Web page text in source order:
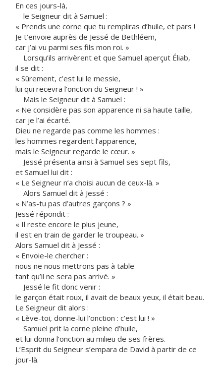
En ces jours-là,
le Seigneur dit à Samuel :
« Prends une corne que tu rempliras d’huile, et pars !
Je t’envoie auprès de Jessé de Bethléem,
car j’ai vu parmi ses fils mon roi. »
Lorsqu’ils arrivèrent et que Samuel aperçut Éliab,
il se dit :
« Sûrement, c’est lui le messie,
lui qui recevra l’onction du Seigneur ! »
Mais le Seigneur dit à Samuel :
« Ne considère pas son apparence ni sa haute taille,
car je l’ai écarté.
Dieu ne regarde pas comme les hommes :
les hommes regardent l’apparence,
mais le Seigneur regarde le cœur. »
Jessé présenta ainsi à Samuel ses sept fils,
et Samuel lui dit :
« Le Seigneur n’a choisi aucun de ceux-là. »
Alors Samuel dit à Jessé :
« N’as-tu pas d’autres garçons ? »
Jessé répondit :
« Il reste encore le plus jeune,
il est en train de garder le troupeau. »
Alors Samuel dit à Jessé :
« Envoie-le chercher :
nous ne nous mettrons pas à table
tant qu’il ne sera pas arrivé. »
Jessé le fit donc venir :
le garçon était roux, il avait de beaux yeux, il était beau.
Le Seigneur dit alors :
« Lève-toi, donne-lui l’onction : c’est lui ! »
Samuel prit la corne pleine d’huile,
et lui donna l’onction au milieu de ses frères.
L’Esprit du Seigneur s’empara de David à partir de ce
jour-là.